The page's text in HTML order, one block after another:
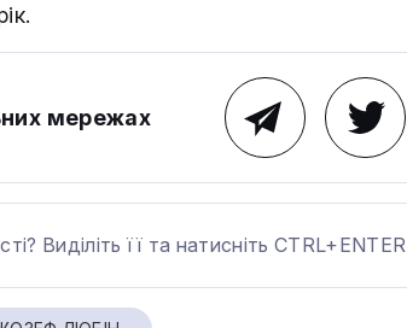
мережах
Виділіть її та натисніть CTRL+ENTER